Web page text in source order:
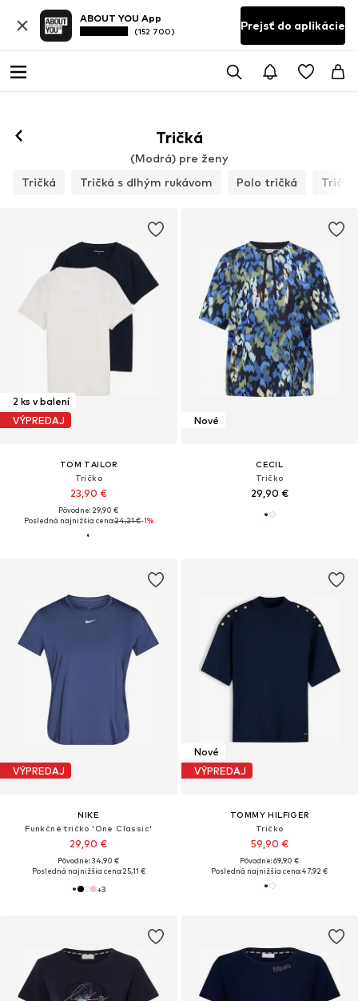
ABOUT YOU App
(152 700) Prejsť do aplikácie
Tričká
(Modrá) pre ženy
Tričká
Tričká s dlhým rukávom Polo tričká
2 ks v balení
VÝPREDAJ
TOM TAILOR
Tričko
23,90 €
Pôvodne: 29,90 €
Posledná najnižšia cena:24,21 €-1%
Nové
CECIL
Tričko
29,90 €
VÝPREDAJ
NIKE
Funkčné tričko 'One Classic'
29,90 €
Pôvodne: 34,90 €
Posledná najnižšia cena:25,11 €
+3
Nové
VÝPREDAJ
TOMMY HILFIGER
Tričko
59,90 €
Pôvodne: 69,90 €
Posledná najnižšia cena:47,92 €